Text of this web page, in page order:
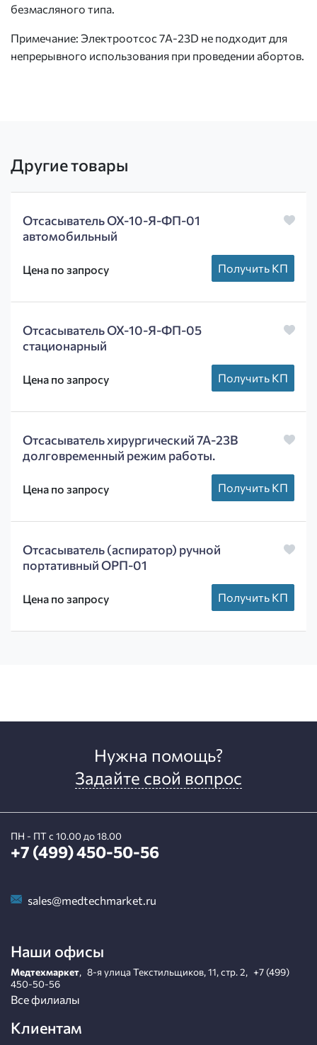
безмасляного типа.
Примечание: Электроотсос 7A-23D не подходит для
непрерывного использования при проведении абортов.
Другие товары
Отсасыватель ОХ-10-Я-ФП-01
автомобильный
Цена по запросу Получить КП
Отсасыватель ОХ-10-Я-ФП-05
стационарный
Цена по запросу Получить КП
Отсасыватель хирургический 7А-23В
долговременный режим работы.
Цена по запросу Получить КП
Отсасыватель (аспиратор) ручной
портативный ОРП-01
Цена по запросу Получить КП
Нужна помощь?
Задайте свой вопрос
ПН - ПТ с 10.00 до 18.00
+7 (499) 450-50-56
sales@medtechmarket.ru
Наши офисы
Медтехмаркет, 8-я улица Текстильщиков, 11, стр. 2, +7 (499)
450-50-56
Все филиалы
Клиентам